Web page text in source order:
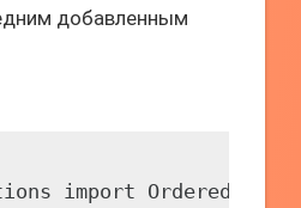
добавленным
import OrderedDict